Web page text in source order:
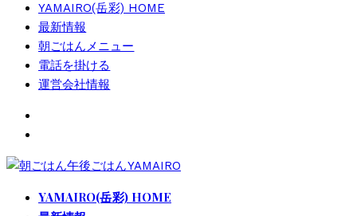
YAMAIRO(岳彩) HOME
最新情報
朝ごはんメニュー
電話を掛ける
運営会社情報
YAMAIRO(岳彩) HOME